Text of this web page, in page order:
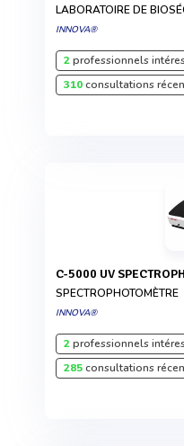
LABORATOIRE DE
INNOVA®
2professionnels
310consultations
C-5000 UV
SPECTROPHOTOMÈTRE
INNOVA®
2professionnels
285consultations